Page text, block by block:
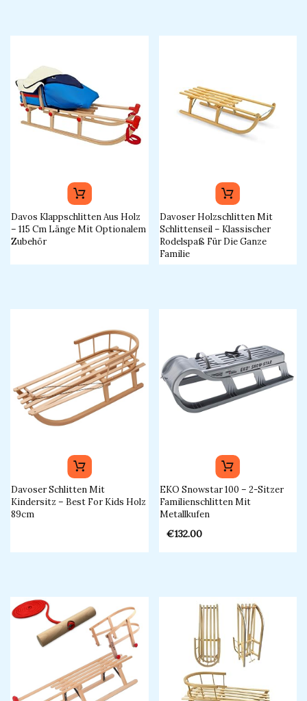
Davos Klappschlitten Aus Holz
– 115 Cm Länge Mit Optionalem
Zubehör
Davoser Holzschlitten Mit
Schlittenseil – Klassischer
Rodelspaß Für Die Ganze
Familie
Davoser Schlitten Mit
Kindersitz – Best For Kids Holz
89cm
EKO Snowstar 100 – 2-Sitzer
Familienschlitten Mit
Metallkufen
€132.00